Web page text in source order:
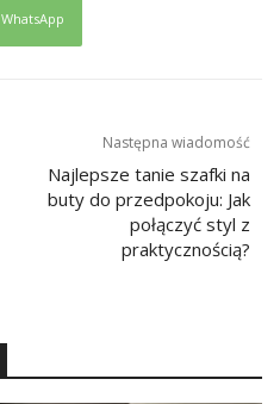
WhatsApp
Następna wiadomość
Najlepsze tanie szafki na
buty do przedpokoju: Jak
połączyć styl z
praktycznością?